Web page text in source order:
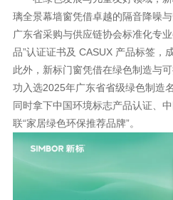
璃全景幕墙窗凭借卓越的隔音降噪
广东省采购与供应链协会标准化专
品”认证证书及 CASUX 产品标签，
此外，新标门窗凭借在绿色制造与
功入选2025年广东省省级绿色制造
同时拿下中国环境标志产品认证、
联“家居绿色环保推荐品牌”。